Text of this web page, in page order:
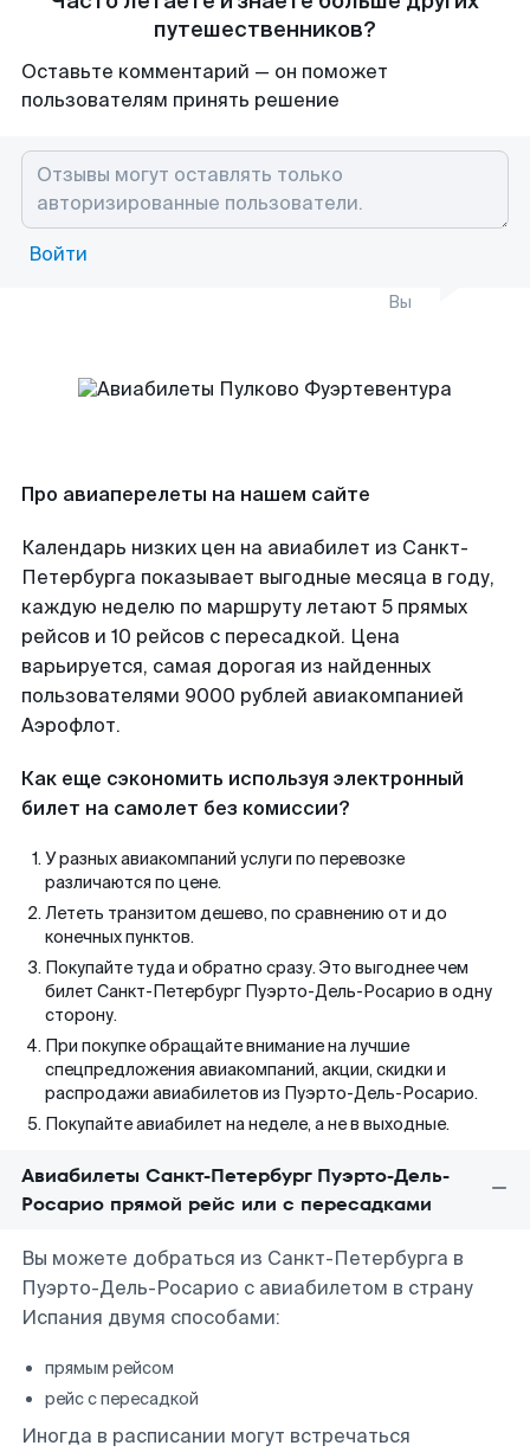
путешественников?
Оставьте комментарий — он поможет
пользователям принять решение
Войти
Вы
Про авиаперелеты на нашем сайте
Календарь низких цен на авиабилет из Санкт-
Петербурга показывает выгодные месяца в году,
каждую неделю по маршруту летают 5 прямых
рейсов и 10 рейсов с пересадкой. Цена
варьируется, самая дорогая из найденных
пользователями 9000 рублей авиакомпанией
Аэрофлот.
Как еще сэкономить используя электронный
билет на самолет без комиссии?
У разных авиакомпаний услуги по перевозке
различаются по цене.
Лететь транзитом дешево, по сравнению от и до
конечных пунктов.
Покупайте туда и обратно сразу. Это выгоднее чем
билет Санкт-Петербург Пуэрто-Дель-Росарио в одну
сторону.
При покупке обращайте внимание на лучшие
спецпредложения авиакомпаний, акции, скидки и
распродажи авиабилетов из Пуэрто-Дель-Росарио.
Покупайте авиабилет на неделе, а не в выходные.
Авиабилеты Санкт-Петербург Пуэрто-Дель-
Росарио прямой рейс или с пересадками
Вы можете добраться из Санкт-Петербурга в
Пуэрто-Дель-Росарио с авиабилетом в страну
Испания двумя способами:
прямым рейсом
рейс с пересадкой
Иногда в расписании могут встречаться